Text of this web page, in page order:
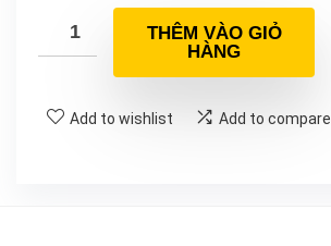
THÊM VÀO GIỎ
HÀNG
Add to wishlist Add to compare